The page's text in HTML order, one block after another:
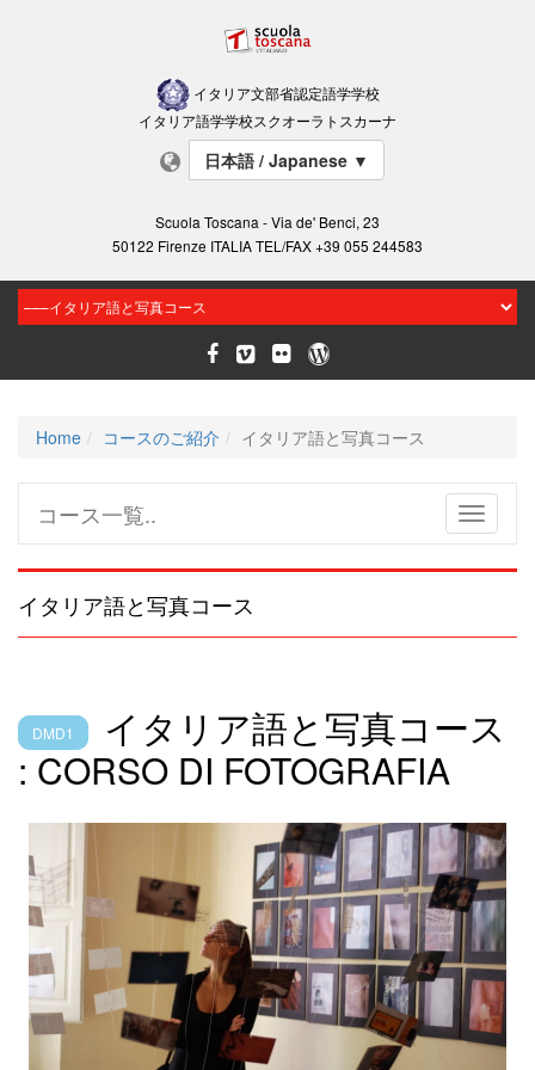
イタリア文部省認定語学学校
イタリア語学学校スクオーラトスカーナ
日本語 / Japanese▼
Scuola Toscana - Via de' Benci, 23
50122 Firenze ITALIA TEL/FAX +39 055 244583
Home コースのご紹介 イタリア語と写真コース
Toggle
コース一覧..
イタリア語と写真コース
DMD1
イタリア語と写真コース
: CORSO DI FOTOGRAFIA